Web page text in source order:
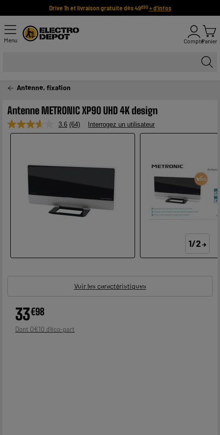
Drive 1h et livraison gratuite dès 49€90 + d'infos
Menu ComptePanier
Antenne, fixation
Antenne METRONIC XP90 UHD 4K design
3.6 Lire
64
la
page.
(64) Interrogez un utilisateur
1/2
Voir les caractéristiques
33€98
Dont 0€10